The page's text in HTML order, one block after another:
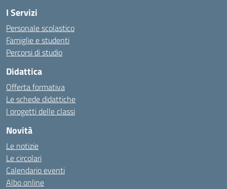
I Servizi
Personale scolastico
Famiglie e studenti
Percorsi di studio
Didattica
Offerta formativa
Le schede didattiche
I progetti delle classi
Novità
Le notizie
Le circolari
Calendario eventi
Albo online